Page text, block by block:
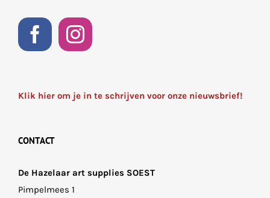
Klik hier om je in te schrijven voor onze nieuwsbrief!
CONTACT
De Hazelaar art supplies SOEST
Pimpelmees 1